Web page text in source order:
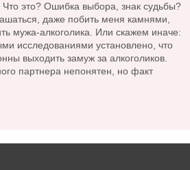
Что это? Ошибка выбора, знак судьбы?
даже побить меня камнями,
мужа-алкоголика. Или скажем иначе:
исследованиями установлено, что
выходить замуж за алкоголиков.
партнера непонятен, но факт